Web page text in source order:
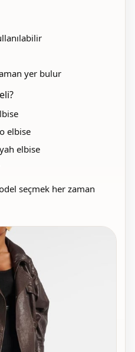
yer bulur
elbise
elbise
seçmek her zaman